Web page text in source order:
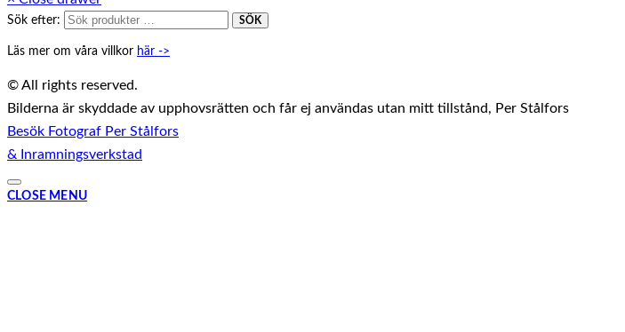
Sök efter: SÖK
Läs mer om våra villkor här ->
© All rights reserved.
Bilderna är skyddade av upphovsrätten och får ej användas utan mitt tillstånd, Per Stålfors
Besök Fotograf Per Stålfors
& Inramningsverkstad
CLOSE MENU